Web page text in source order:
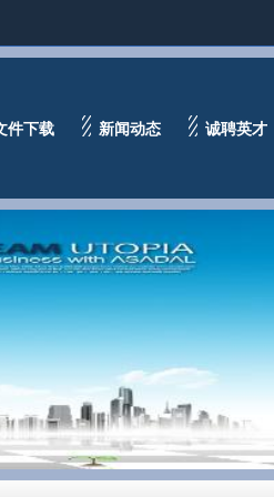
件下载 新闻动态 诚聘英才